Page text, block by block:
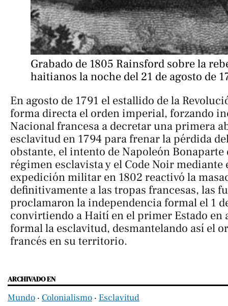
Grabado de 1805 Rainsford sobre la
haitianos la noche del 21 de agosto de
En agosto de 1791 el estallido de la
forma directa el orden imperial, forzando
Nacional francesa a decretar una primera
esclavitud en 1794 para frenar la pérdida
obstante, el intento de Napoleón Bonaparte
régimen esclavista y el Code Noirmediante
expedición militar en 1802 reactivó la
definitivamente a las tropas francesas, las
proclamaron la independencia formal el 1
convirtiendo a Haití en el primer Estado en
formal la esclavitud, desmantelando así el
francés en su territorio.
ARCHIVADO EN
Mundo ‧ Colonialismo ‧ Esclavitud